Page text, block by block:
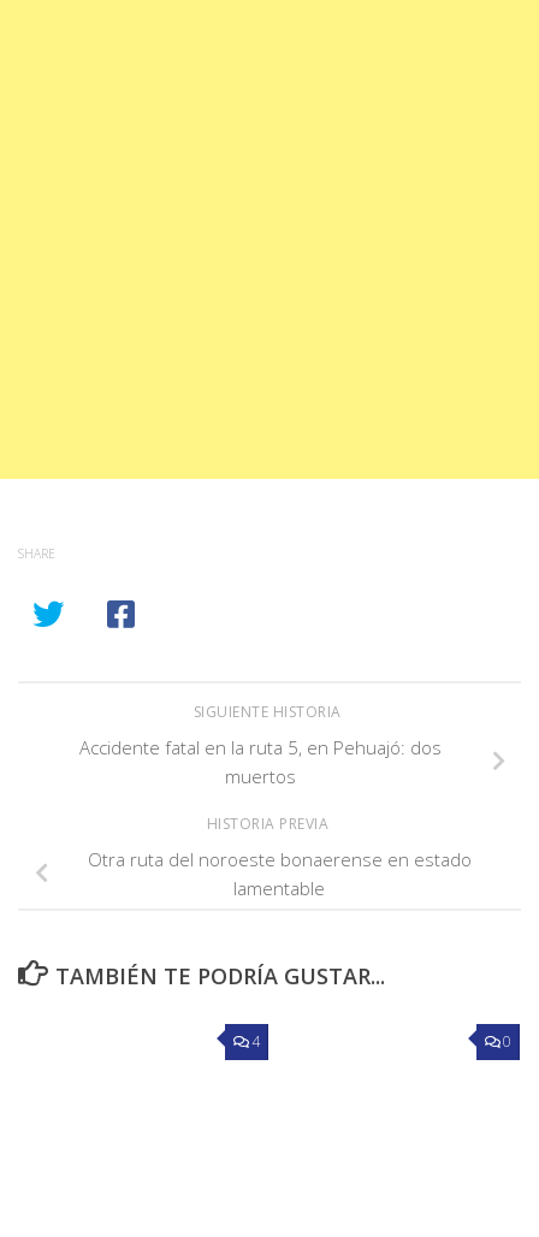
SHARE
SIGUIENTE HISTORIA
Accidente fatal en la ruta 5, en Pehuajó: dos
muertos
HISTORIA PREVIA
Otra ruta del noroeste bonaerense en estado
lamentable
TAMBIÉN TE PODRÍA GUSTAR...
4 0